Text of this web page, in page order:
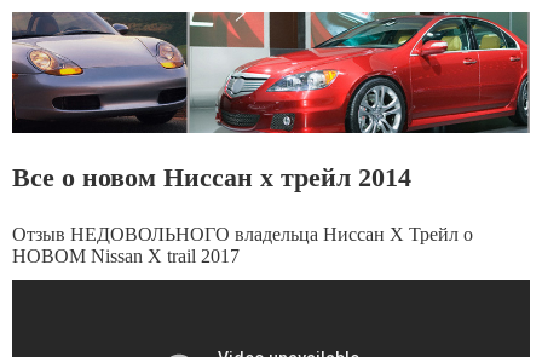
Все о новом Ниссан х трейл 2014
Отзыв НЕДОВОЛЬНОГО владельца Ниссан Х Трейл о
НОВОМ Nissan X trail 2017